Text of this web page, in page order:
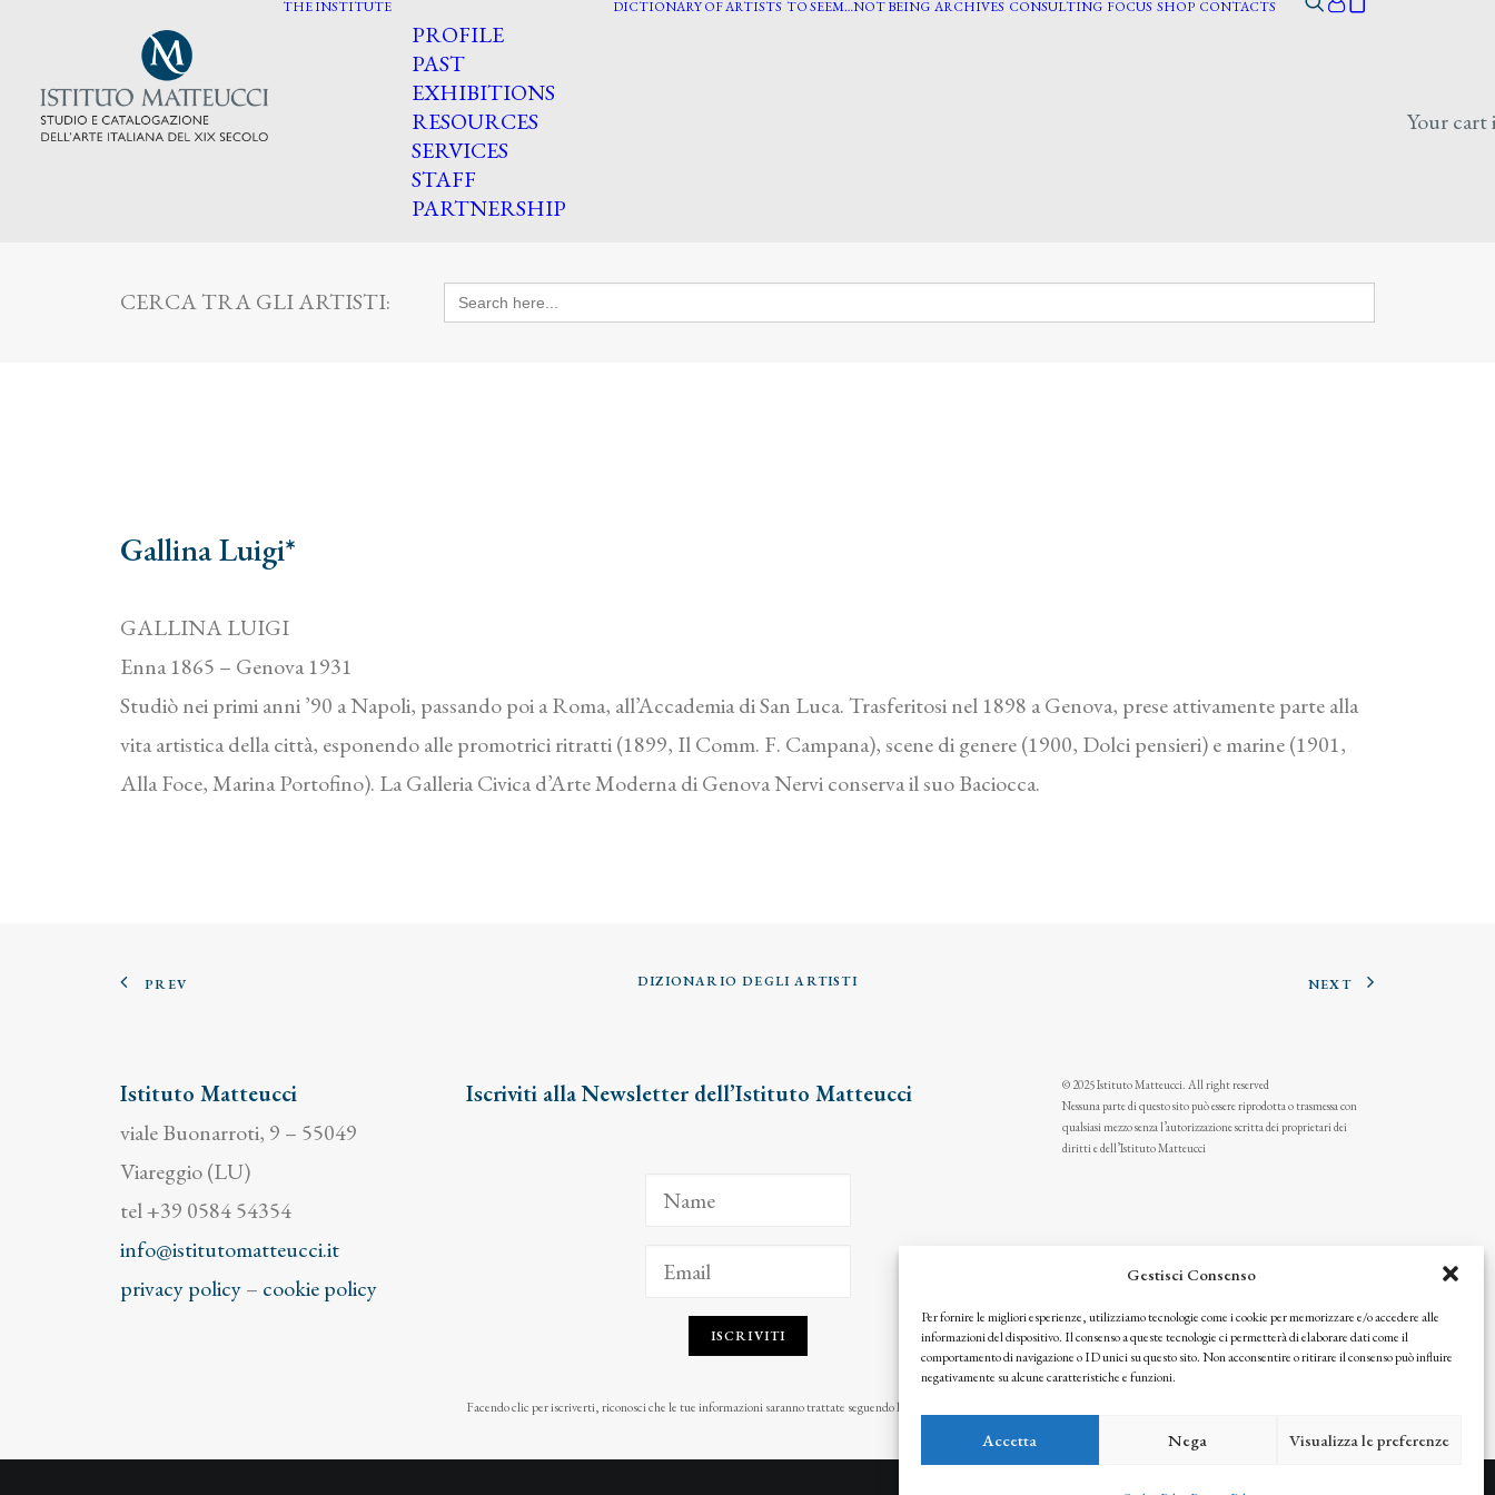
Gestisci Consenso
Per fornire le migliori esperienze, utilizziamo tecnologie come i cookie per memorizzare e/o accedere alle
informazioni del dispositivo. Il consenso a queste tecnologie ci permetterà di elaborare dati come il
comportamento di navigazione o ID unici su questo sito. Non acconsentire o ritirare il consenso può influire
negativamente su alcune caratteristiche e funzioni.
Accetta Nega Visualizza le preferenze
THE INSTITUTE
PROFILE
PAST
EXHIBITIONS
RESOURCES
SERVICES
STAFF
PARTNERSHIP
DICTIONARY OF ARTISTS TO SEEM…NOT BEING ARCHIVES CONSULTING FOCUS SHOP CONTACTS
Your cart
CERCA TRA GLI ARTISTI: Search
for:
Gallina Luigi*
GALLINA LUIGI
Enna 1865 – Genova 1931
Studiò nei primi anni ’90 a Napoli, passando poi a Roma, all’Accademia di San Luca. Trasferitosi nel 1898 a Genova, prese attivamente parte alla
vita artistica della città, esponendo alle promotrici ritratti (1899, Il Comm. F. Campana), scene di genere (1900, Dolci pensieri) e marine (1901,
Alla Foce, Marina Portofino). La Galleria Civica d’Arte Moderna di Genova Nervi conserva il suo Baciocca.
PREV DIZIONARIO DEGLI ARTISTI NEXT
Istituto Matteucci
viale Buonarroti, 9 – 55049
Viareggio (LU)
tel +39 0584 54354
info@istitutomatteucci.it
privacy policy– cookie policy
Iscriviti alla Newsletter dell’Istituto Matteucci
ISCRIVITI
Facendo clic per iscriverti, riconosci che le tue informazioni saranno trattate seguendo la nostra
© 2025 Istituto Matteucci. All right reserved
Nessuna parte di questo sito può essere riprodotta o trasmessa con
qualsiasi mezzo senza l’autorizzazione scritta dei proprietari dei
diritti e dell’Istituto Matteucci